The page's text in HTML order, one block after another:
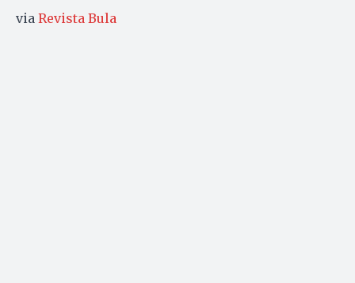
via Revista Bula